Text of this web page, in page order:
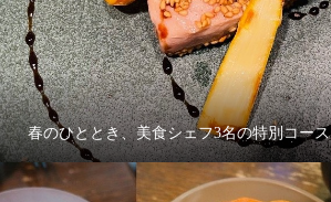
春のひととき、美食シェフ3名の特別コース